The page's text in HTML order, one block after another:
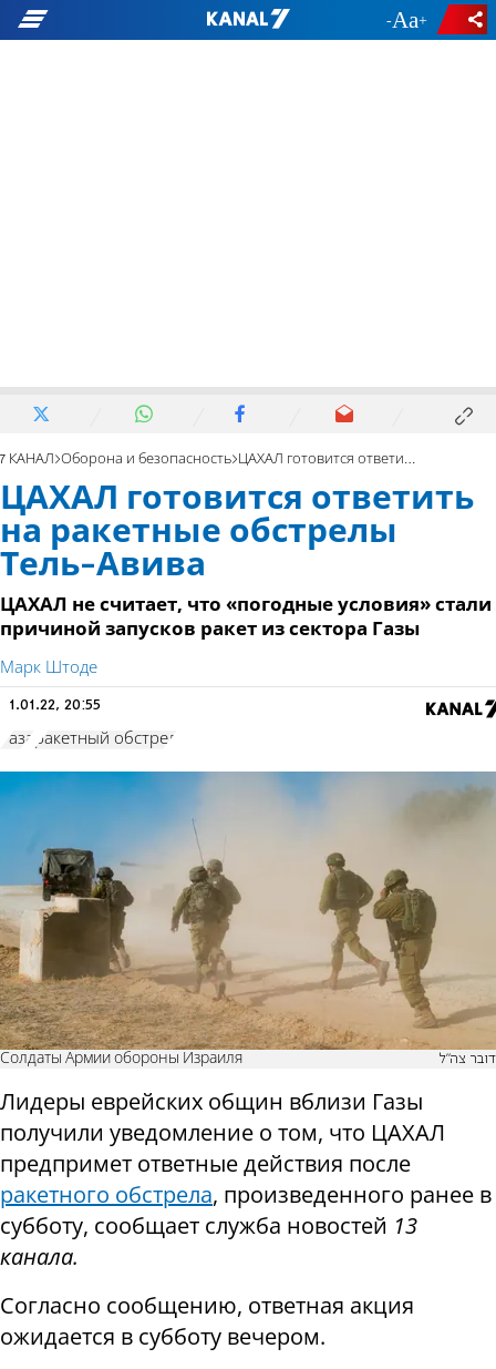
- +
7 КАНАЛ Оборона и безопасность ЦАХАЛ готовится ответить на ракетные обстрелы Тель-Авива
ЦАХАЛ готовится ответить
на ракетные обстрелы
Тель-Авива
ЦАХАЛ не считает, что «погодные условия» стали
причиной запусков ракет из сектора Газы
Марк Штоде
1.01.22, 20:55
Газа ракетный обстрел
Солдаты Армии обороны Израиля דובר צה"ל
Лидеры еврейских общин вблизи Газы
получили уведомление о том, что ЦАХАЛ
предпримет ответные действия после
ракетного обстрела, произведенного ранее в
субботу, сообщает служба новостей 13
канала.
Согласно сообщению, ответная акция
ожидается в субботу вечером.